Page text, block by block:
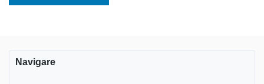
Navigare